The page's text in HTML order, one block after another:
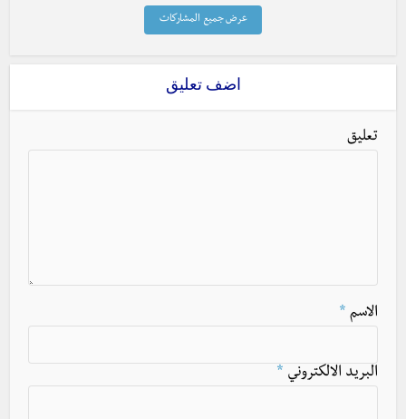
عرض جميع المشاركات
اضف تعليق
تعليق
الاسم *
البريد الالكتروني *